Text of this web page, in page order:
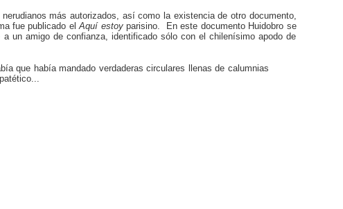
más autorizados, así como la existencia de otro documento,
fue publicado elAquí estoyparisino. En este documento Huidobro se
un amigo de confianza, identificado sólo con el chilenísimo apodo de
que había mandado verdaderas circulares llenas de calumnias